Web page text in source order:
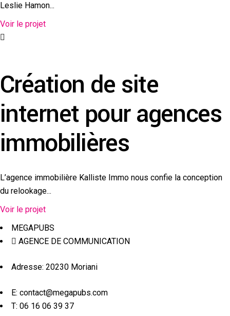
Leslie Hamon...
Voir le projet
Création de site
internet pour agences
immobilières
L’agence immobilière Kalliste Immo nous confie la conception
du relookage...
Voir le projet
MEGAPUBS
AGENCE DE COMMUNICATION
Adresse: 20230 Moriani
E: contact@megapubs.com
T: 06 16 06 39 37​